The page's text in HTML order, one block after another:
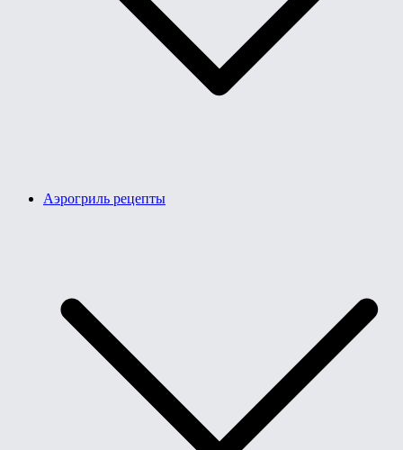
Аэрогриль рецепты